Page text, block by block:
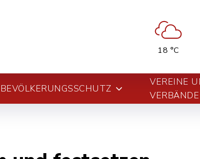
18 °C
BEVÖLKERUNGSSCHUTZ
VEREINE
VERBÄNDE